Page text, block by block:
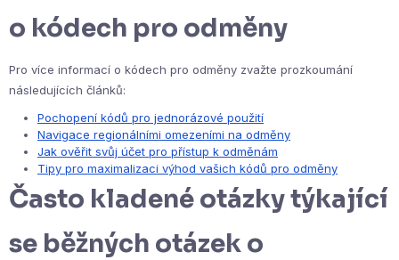
o kódech pro odměny
Pro více informací o kódech pro odměny zvažte prozkoumání
následujících článků:
Pochopení kódů pro jednorázové použití
Navigace regionálními omezeními na odměny
Jak ověřit svůj účet pro přístup k odměnám
Tipy pro maximalizaci výhod vašich kódů pro odměny
Často kladené otázky týkající
se běžných otázek o